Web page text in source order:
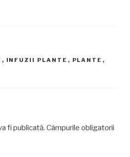
, INFUZII PLANTE , PLANTE ,
fi publicată. Câmpurile obligatorii